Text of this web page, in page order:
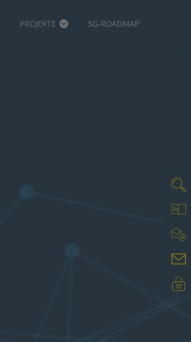
PROJEKTE SG-ROADMAP